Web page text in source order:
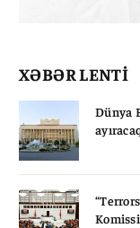
XƏBƏR LENTİ
Dünya